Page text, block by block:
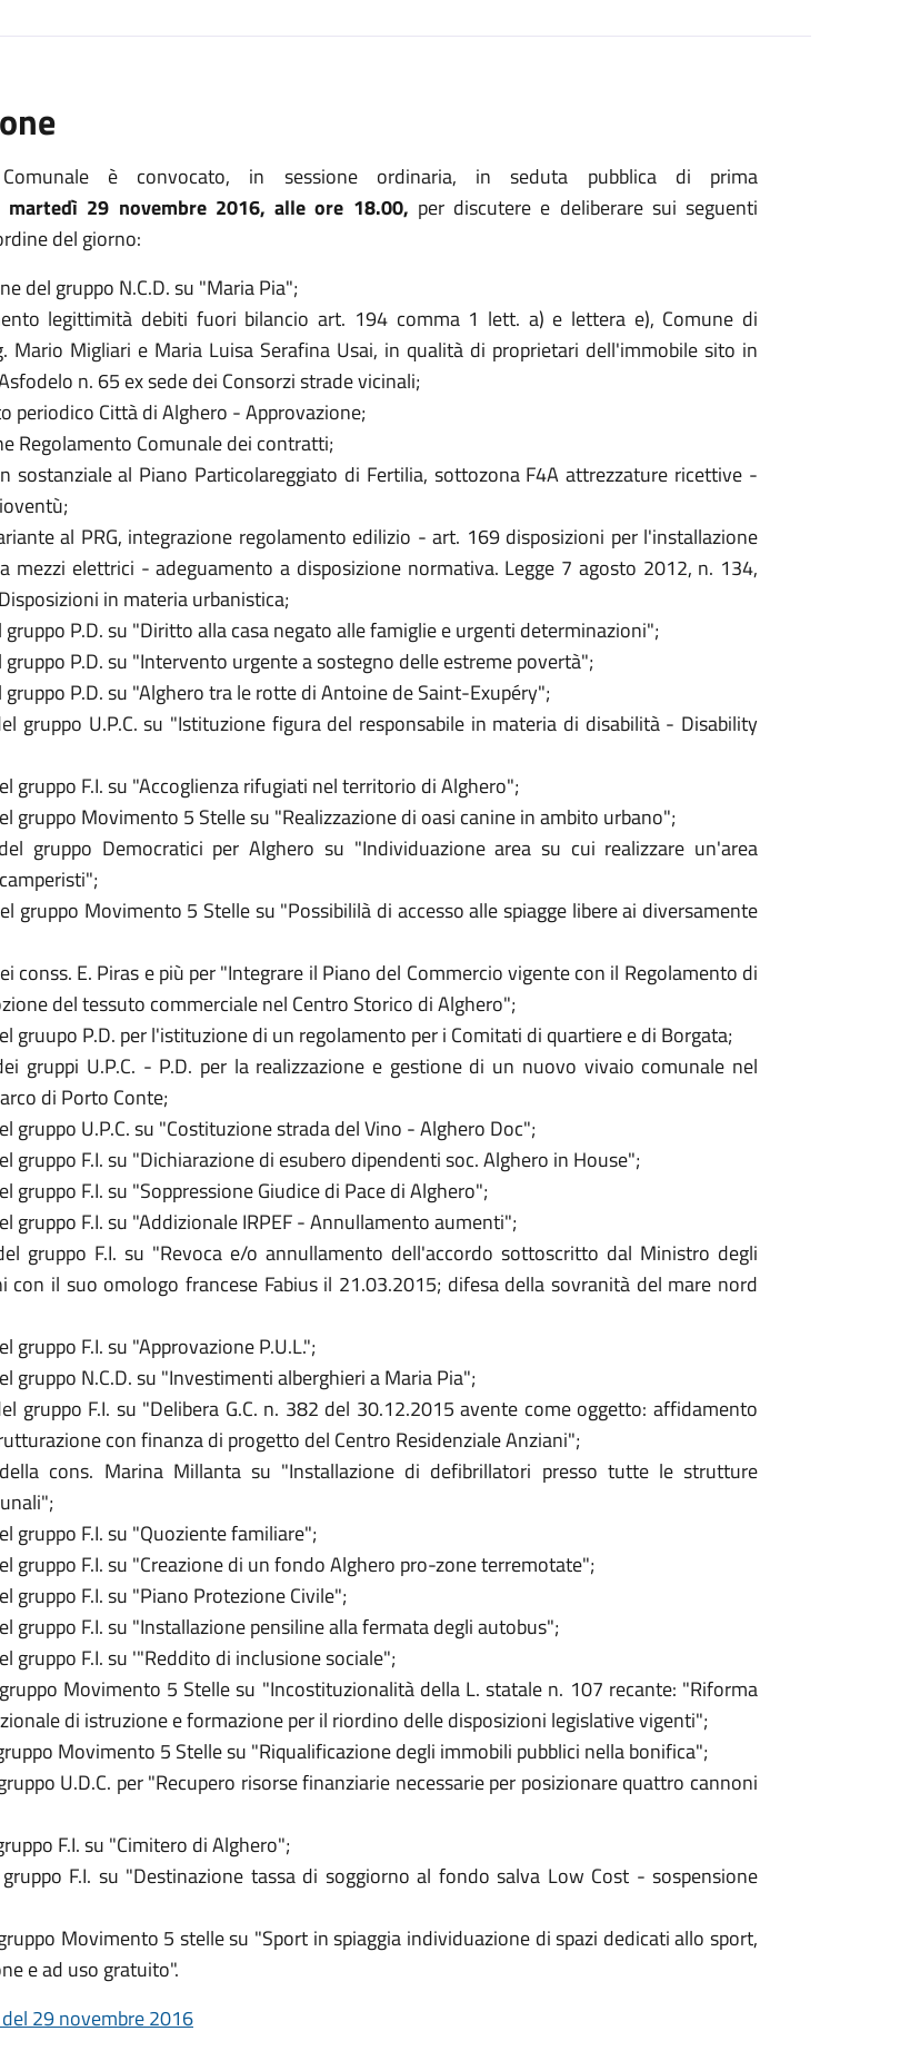
è convocato, in sessione ordinaria, in seduta pubblica di prima
martedì 29 novembre 2016, alle ore 18.00, per discutere e deliberare sui seguenti
del giorno:
del gruppo N.C.D. su "Maria Pia";
legittimità debiti fuori bilancio art. 194 comma 1 lett. a) e lettera e), Comune di
Mario Migliari e Maria Luisa Serafina Usai, in qualità di proprietari dell'immobile sito in
n. 65 ex sede dei Consorzi strade vicinali;
periodico Città di Alghero - Approvazione;
Regolamento Comunale dei contratti;
sostanziale al Piano Particolareggiato di Fertilia, sottozona F4A attrezzature ricettive -
al PRG, integrazione regolamento edilizio - art. 169 disposizioni per l'installazione
mezzi elettrici - adeguamento a disposizione normativa. Legge 7 agosto 2012, n. 134,
in materia urbanistica;
P.D. su "Diritto alla casa negato alle famiglie e urgenti determinazioni";
P.D. su "Intervento urgente a sostegno delle estreme povertà";
P.D. su "Alghero tra le rotte di Antoine de Saint-Exupéry";
gruppo U.P.C. su "Istituzione figura del responsabile in materia di disabilità - Disability
gruppo F.I. su "Accoglienza rifugiati nel territorio di Alghero";
gruppo Movimento 5 Stelle su "Realizzazione di oasi canine in ambito urbano";
gruppo Democratici per Alghero su "Individuazione area su cui realizzare un'area
gruppo Movimento 5 Stelle su "Possibililà di accesso alle spiagge libere ai diversamente
conss. E. Piras e più per "Integrare il Piano del Commercio vigente con il Regolamento di
del tessuto commerciale nel Centro Storico di Alghero";
gruupo P.D. per l'istituzione di un regolamento per i Comitati di quartiere e di Borgata;
gruppi U.P.C. - P.D. per la realizzazione e gestione di un nuovo vivaio comunale nel
di Porto Conte;
gruppo U.P.C. su "Costituzione strada del Vino - Alghero Doc";
gruppo F.I. su "Dichiarazione di esubero dipendenti soc. Alghero in House";
gruppo F.I. su "Soppressione Giudice di Pace di Alghero";
gruppo F.I. su "Addizionale IRPEF - Annullamento aumenti";
gruppo F.I. su "Revoca e/o annullamento dell'accordo sottoscritto dal Ministro degli
con il suo omologo francese Fabius il 21.03.2015; difesa della sovranità del mare nord
gruppo F.I. su "Approvazione P.U.L.";
gruppo N.C.D. su "Investimenti alberghieri a Maria Pia";
gruppo F.I. su "Delibera G.C. n. 382 del 30.12.2015 avente come oggetto: affidamento
con finanza di progetto del Centro Residenziale Anziani";
cons. Marina Millanta su "Installazione di defibrillatori presso tutte le strutture
gruppo F.I. su "Quoziente familiare";
gruppo F.I. su "Creazione di un fondo Alghero pro-zone terremotate";
gruppo F.I. su "Piano Protezione Civile";
gruppo F.I. su "Installazione pensiline alla fermata degli autobus";
gruppo F.I. su '"Reddito di inclusione sociale";
Movimento 5 Stelle su "Incostituzionalità della L. statale n. 107 recante: "Riforma
di istruzione e formazione per il riordino delle disposizioni legislative vigenti";
Movimento 5 Stelle su "Riqualificazione degli immobili pubblici nella bonifica";
U.D.C. per "Recupero risorse finanziarie necessarie per posizionare quattro cannoni
F.I. su "Cimitero di Alghero";
F.I. su "Destinazione tassa di soggiorno al fondo salva Low Cost - sospensione
Movimento 5 stelle su "Sport in spiaggia individuazione di spazi dedicati allo sport,
e ad uso gratuito".
29 novembre 2016